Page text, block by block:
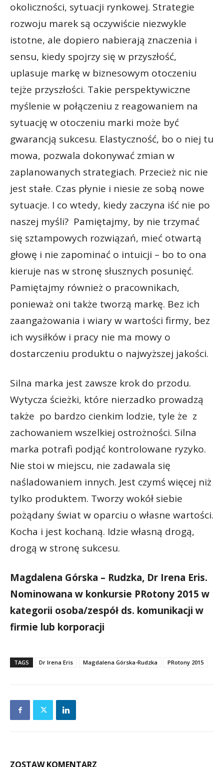
okoliczności, sytuacji rynkowej. Strategie
rozwoju marek są oczywiście niezwykle
istotne, ale dopiero nabierają znaczenia i
sensu, kiedy spojrzy się w przyszłość,
uplasuje markę w biznesowym otoczeniu
tejże przyszłości. Takie perspektywiczne
myślenie w połączeniu z reagowaniem na
sytuację w otoczeniu marki może być
gwarancją sukcesu. Elastyczność, bo o niej tu
mowa, pozwala dokonywać zmian w
zaplanowanych strategiach. Przecież nic nie
jest stałe. Czas płynie i niesie ze sobą nowe
sytuacje. I co wtedy, kiedy zaczyna iść nie po
naszej myśli? Pamiętajmy, by nie trzymać
się sztampowych rozwiązań, mieć otwartą
głowę i nie zapominać o intuicji – bo to ona
kieruje nas w stronę słusznych posunięć.
Pamiętajmy również o pracownikach,
ponieważ oni także tworzą markę. Bez ich
zaangażowania i wiary w wartości firmy, bez
ich wysiłków i pracy nie ma mowy o
dostarczeniu produktu o najwyższej jakości.
Silna marka jest zawsze krok do przodu.
Wytycza ścieżki, które nierzadko prowadzą
także po bardzo cienkim lodzie, tyle że z
zachowaniem wszelkiej ostrożności. Silna
marka potrafi podjąć kontrolowane ryzyko.
Nie stoi w miejscu, nie zadawala się
naśladowaniem innych. Jest czymś więcej niż
tylko produktem. Tworzy wokół siebie
pożądany świat w oparciu o własne wartości.
Kocha i jest kochaną. Idzie własną drogą,
drogą w stronę sukcesu.
Magdalena Górska – Rudzka, Dr Irena Eris.
Nominowana w konkursie PRotony 2015 w
kategorii osoba/zespół ds. komunikacji w
firmie lub korporacji
TAGS Dr Irena Eris Magdalena Górska-Rudzka PRotony 2015
ZOSTAW KOMENTARZ